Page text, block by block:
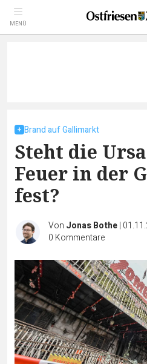
MENÜ
Brand auf Gallimarkt
Steht die
Feuer in der
fest?
Von Jonas Bothe|
0 Kommentare